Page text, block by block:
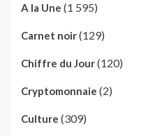
A la Une (1 595)
Carnet noir(129)
Chiffre du Jour(120)
Cryptomonnaie (2)
Culture (309)